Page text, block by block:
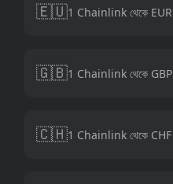
🇪🇺1 Chainlink থেকে EUR
🇬🇧1 Chainlink থেকে GBP
🇨🇭1 Chainlink থেকে CHF